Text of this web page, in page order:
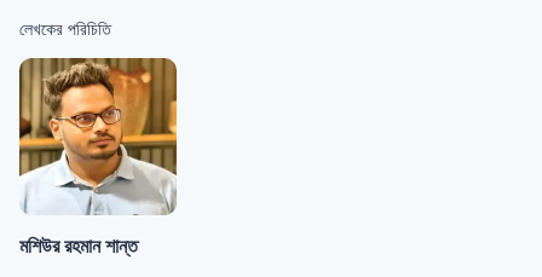
লেখকের পরিচিতি
মশিউর রহমান শান্ত